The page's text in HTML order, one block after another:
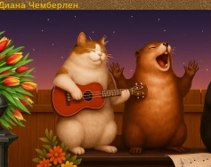
Чемберлен